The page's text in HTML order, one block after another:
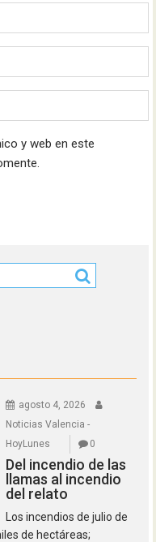
y web en este
agosto 4, 2026
Noticias Valencia -
HoyLunes
0
Del incendio de las
llamas al incendio
del relato
Los incendios de julio de
de hectáreas;